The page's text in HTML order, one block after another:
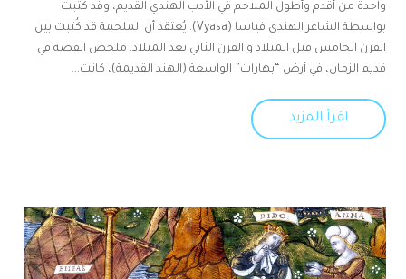
واحدة من أقدم وأطول الملاحم في الأدب الهندي القديم، وقد كُتبت
بواسطة الشاعر الهندي فياسا (Vyasa). يُعتقد أن الملحمة قد كُتبت بين
القرن الخامس قبل الميلاد و القرن الثاني بعد الميلاد. ملخص القصة في
قديم الزمان، في أرض “بهارات” الواسعة (الهند القديمة)، كانت...
اقرأ المزيد